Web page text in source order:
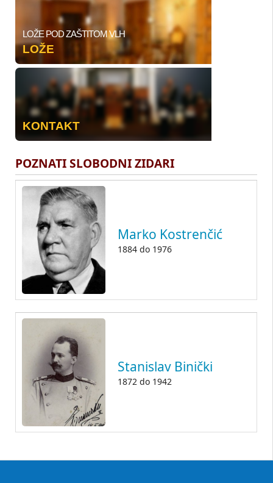
LOŽE POD ZAŠTITOM VLH
LOŽE
KONTAKT
POZNATI SLOBODNI ZIDARI
Marko Kostrenčić
1884 do 1976
Stanislav Binički
1872 do 1942